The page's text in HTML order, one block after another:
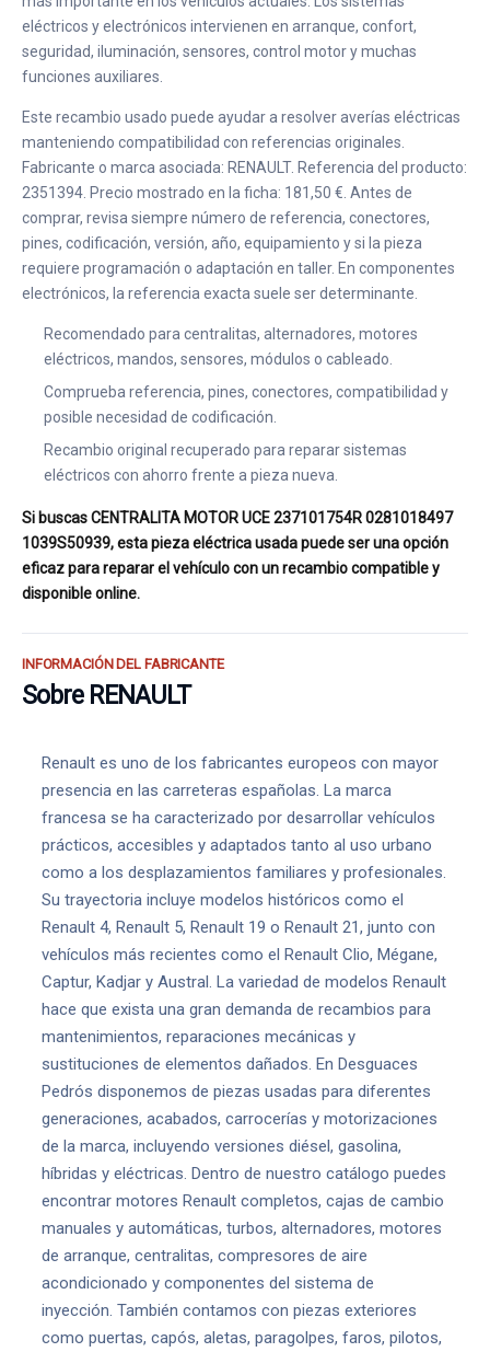
eléctricos y electrónicos intervienen en arranque, confort,
seguridad, iluminación, sensores, control motor y muchas
funciones auxiliares.
Este recambio usado puede ayudar a resolver averías eléctricas
manteniendo compatibilidad con referencias originales.
Fabricante o marca asociada: RENAULT. Referencia del producto:
2351394. Precio mostrado en la ficha: 181,50 €. Antes de
comprar, revisa siempre número de referencia, conectores,
pines, codificación, versión, año, equipamiento y si la pieza
requiere programación o adaptación en taller. En componentes
electrónicos, la referencia exacta suele ser determinante.
Recomendado para centralitas, alternadores, motores
eléctricos, mandos, sensores, módulos o cableado.
Comprueba referencia, pines, conectores, compatibilidad y
posible necesidad de codificación.
Recambio original recuperado para reparar sistemas
eléctricos con ahorro frente a pieza nueva.
Si buscas CENTRALITA MOTOR UCE 237101754R 0281018497
1039S50939, esta pieza eléctrica usada puede ser una opción
eficaz para reparar el vehículo con un recambio compatible y
disponible online.
INFORMACIÓN DEL FABRICANTE
Sobre RENAULT
Renault es uno de los fabricantes europeos con mayor
presencia en las carreteras españolas. La marca
francesa se ha caracterizado por desarrollar vehículos
prácticos, accesibles y adaptados tanto al uso urbano
como a los desplazamientos familiares y profesionales.
Su trayectoria incluye modelos históricos como el
Renault 4, Renault 5, Renault 19 o Renault 21, junto con
vehículos más recientes como el Renault Clio, Mégane,
Captur, Kadjar y Austral. La variedad de modelos Renault
hace que exista una gran demanda de recambios para
mantenimientos, reparaciones mecánicas y
sustituciones de elementos dañados. En Desguaces
Pedrós disponemos de piezas usadas para diferentes
generaciones, acabados, carrocerías y motorizaciones
de la marca, incluyendo versiones diésel, gasolina,
híbridas y eléctricas. Dentro de nuestro catálogo puedes
encontrar motores Renault completos, cajas de cambio
manuales y automáticas, turbos, alternadores, motores
de arranque, centralitas, compresores de aire
acondicionado y componentes del sistema de
inyección. También contamos con piezas exteriores
como puertas, capós, aletas, paragolpes, faros, pilotos,